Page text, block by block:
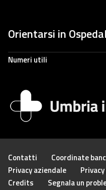
Orientarsi in
Numeri utili
Contatti Coordinate
Privacy aziendale
Credits
Segnala un